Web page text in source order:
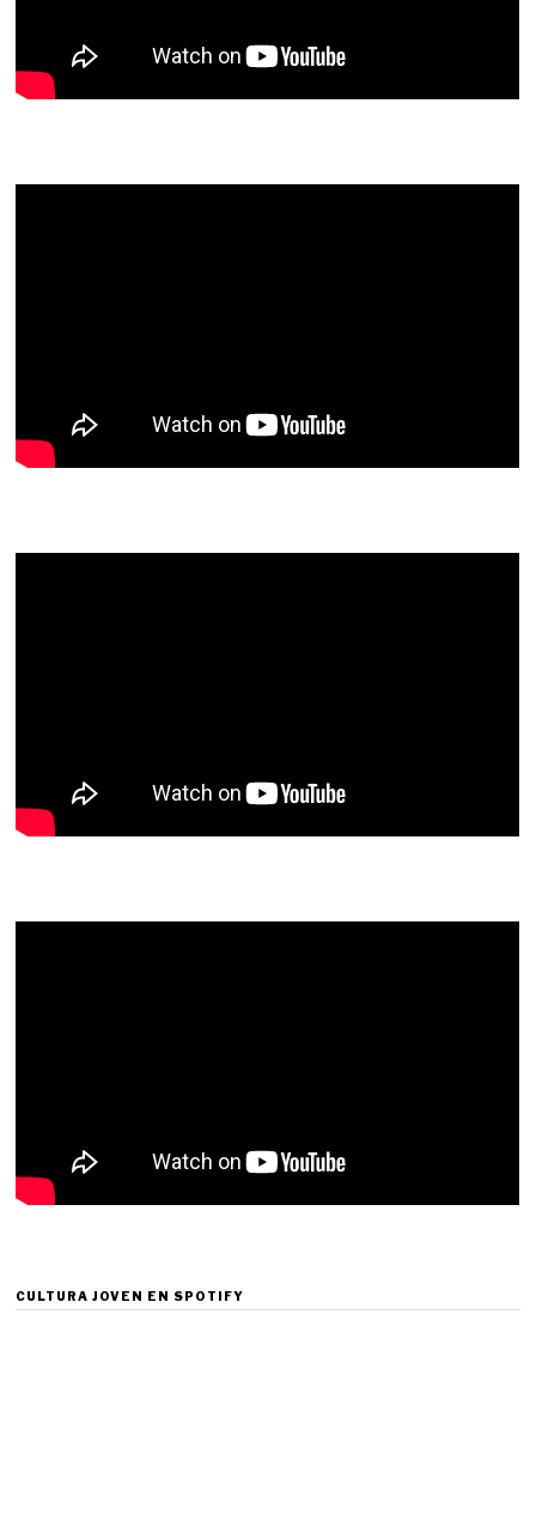
CULTURA JOVEN EN SPOTIFY